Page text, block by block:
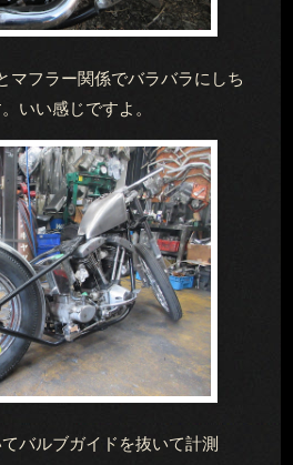
マフラー関係でバラバラにしち
いい感じですよ。
バルブガイドを抜いて計測